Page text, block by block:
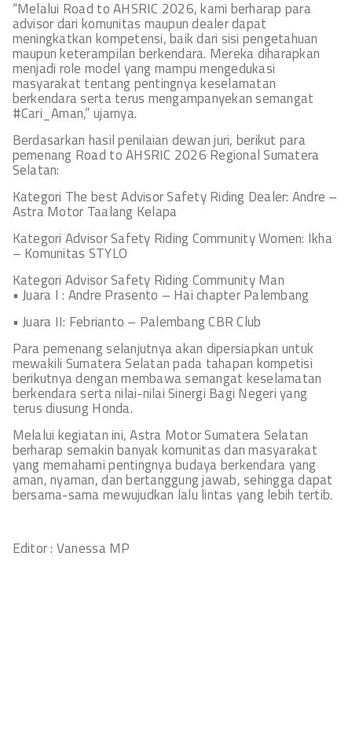
“Melalui Road to AHSRIC 2026, kami berharap para
advisor dari komunitas maupun dealer dapat
meningkatkan kompetensi, baik dari sisi pengetahuan
maupun keterampilan berkendara. Mereka diharapkan
menjadi role model yang mampu mengedukasi
masyarakat tentang pentingnya keselamatan
berkendara serta terus mengampanyekan semangat
#Cari_Aman,” ujarnya.
Berdasarkan hasil penilaian dewan juri, berikut para
pemenang Road to AHSRIC 2026 Regional Sumatera
Selatan:
Kategori The best Advisor Safety Riding Dealer: Andre –
Astra Motor Taalang Kelapa
Kategori Advisor Safety Riding Community Women: Ikha
– Komunitas STYLO
Kategori Advisor Safety Riding Community Man
• Juara I : Andre Prasento – Hai chapter Palembang
• Juara II: Febrianto – Palembang CBR Club
Para pemenang selanjutnya akan dipersiapkan untuk
mewakili Sumatera Selatan pada tahapan kompetisi
berikutnya dengan membawa semangat keselamatan
berkendara serta nilai-nilai Sinergi Bagi Negeri yang
terus diusung Honda.
Melalui kegiatan ini, Astra Motor Sumatera Selatan
berharap semakin banyak komunitas dan masyarakat
yang memahami pentingnya budaya berkendara yang
aman, nyaman, dan bertanggung jawab, sehingga dapat
bersama-sama mewujudkan lalu lintas yang lebih tertib.
Editor : Vanessa MP